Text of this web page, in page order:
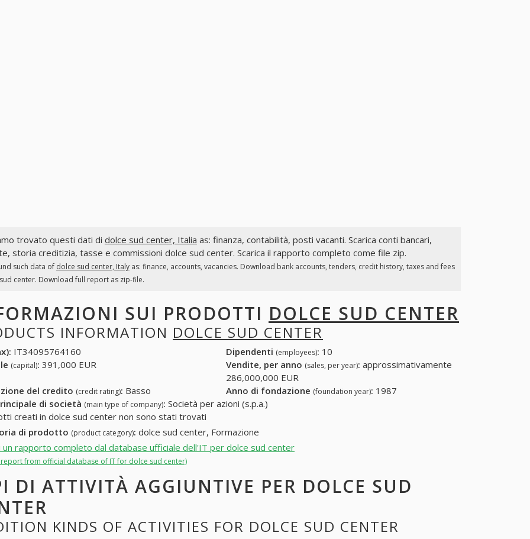
trovato questi dati di dolce sud center, Italia as: finanza, contabilità, posti vacanti. Scarica conti bancari,
storia creditizia, tasse e commissioni dolce sud center. Scarica il rapporto completo come file zip.
such data of dolce sud center, Italyas: finance, accounts, vacancies. Download bank accounts, tenders, credit history, taxes and fees
center. Download full report as zip-file.
SUI PRODOTTI DOLCE SUD CENTER
INFORMATION DOLCE SUD CENTER
IT34095764160 Dipendenti (employees): 10
(capital): 391,000 EUR Vendite, per anno (sales, per year): approssimativamente
286,000,000 EUR
del credito (credit rating): Basso Anno di fondazione (foundation year): 1987
di società (main type of company): Società per azioni (s.p.a.)
creati in dolce sud center non sono stati trovati
di prodotto (product category): dolce sud center, Formazione
rapporto completo dal database ufficiale dell'IT per dolce sud center
from official database of IT for dolce sud center)
DI ATTIVITÀ AGGIUNTIVE PER DOLCE SUD
KINDS OF ACTIVITIES FOR DOLCE SUD CENTER